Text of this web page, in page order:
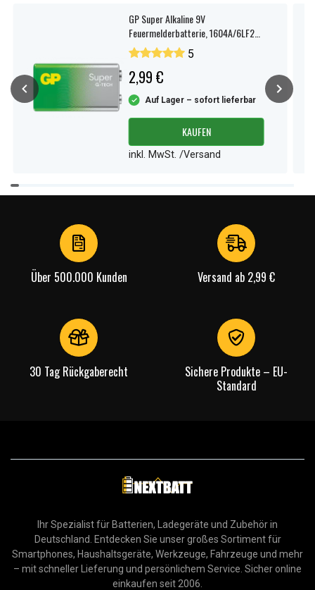
GP Super Alkaline 9V
Feuermelderbatterie, 1604A/6LF22,
1er-Pack
5
2,99 €
Auf Lager – sofort lieferbar
KAUFEN
inkl. MwSt. /Versand
Item
1
Über 500.000 Kunden Versand ab 2,99 €
30 Tag Rückgaberecht
Sichere Produkte – EU-
Standard
Ihr Spezialist für Batterien, Ladegeräte und Zubehör in
Deutschland. Entdecken Sie unser großes Sortiment für
Smartphones, Haushaltsgeräte, Werkzeuge, Fahrzeuge und mehr
– mit schneller Lieferung und persönlichem Service. Sicher online
einkaufen seit 2006.